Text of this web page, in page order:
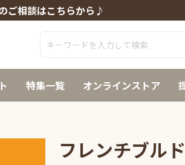
ご相談はこちらから♪
特集一覧 オンラインストア
フレンチブル